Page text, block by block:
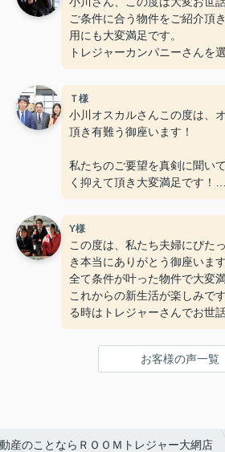
ご条件に合う物件をご紹介頂
用にも大変満足です。
トレジャーカンパニーさんを
Ｔ様
小川オスカルさんこの度は、
頂き有難う御座います！
私たちのご要望を真剣に聞い
く抑えて頂き大変満足です！
何社か不動産会社に行きまし
ャー大網店さんの親切丁寧な接
が一番良く、こんなに早く素
ると思いませんでした。（笑）
これからもお仕事頑張って下
Y様
この度は、私たち夫婦にぴた
き本当にありがとう御座います
全て条件が叶った物件で大変
これからの新生活が楽しみで
る時はトレジャーさんでお世
お客様の声一覧
産のことならＲＯＯＭトレジャー大網店